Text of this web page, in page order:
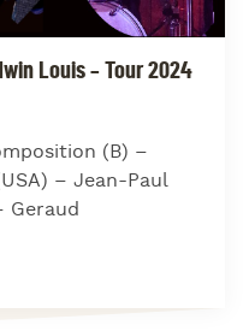
Louis – Tour 2024
(B) –
– Jean-Paul
Geraud